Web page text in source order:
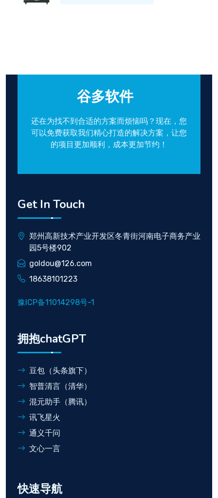
谷多软件
还在为找不到合适的方案而烦恼吗？现在，您
可以免费获取我们精心打造的解决方案，让您
的项目更加顺利，成本更加节约！
Get In Touch
郑州高新技术产业开发区冬青街河南电子商务产业
园5号楼902
goldou@126.com
18638101223
豫ICP备11014298号-1
拥抱chatGPT
豆包（头条旗下）
智普清言（清华）
混元助手（腾讯）
讯飞星火
通义千问
文心一言
快速导航